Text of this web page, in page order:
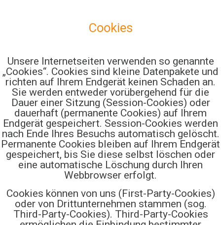
Cookies
Unsere Internetseiten verwenden so genannte
„Cookies“. Cookies sind kleine Datenpakete und
richten auf Ihrem Endgerät keinen Schaden an.
Sie werden entweder vorübergehend für die
Dauer einer Sitzung (Session-Cookies) oder
dauerhaft (permanente Cookies) auf Ihrem
Endgerät gespeichert. Session-Cookies werden
nach Ende Ihres Besuchs automatisch gelöscht.
Permanente Cookies bleiben auf Ihrem Endgerät
gespeichert, bis Sie diese selbst löschen oder
eine automatische Löschung durch Ihren
Webbrowser erfolgt.
Cookies können von uns (First-Party-Cookies)
oder von Drittunternehmen stammen (sog.
Third-Party-Cookies). Third-Party-Cookies